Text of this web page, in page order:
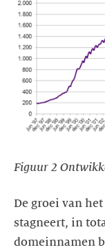
Figuur 2
De groei van
stagneert, in
domeinnamen